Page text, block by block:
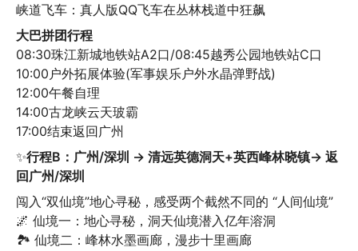
峡道飞车：真人版QQ飞车在丛林栈道中狂飙
大巴拼团行程
08:30珠江新城地铁站A2口/08:45越秀公园地铁站C口
10:00户外拓展体验(军事娱乐户外水晶弹野战)
12:00午餐自理
14:00古龙峡云天玻霸
17:00结束返回广州
✨行程B：广州/深圳 → 清远英德洞天+英西峰林晓镇→ 返
回广州/深圳
闯入“双仙境”地心寻秘，感受两个截然不同的 “人间仙境”
🌌 仙境一：地心寻秘，洞天仙境潜入亿年溶洞
🏞️ 仙境二：峰林水墨画廊，漫步十里画廊